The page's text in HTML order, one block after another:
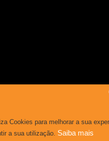
Cookies para melhorar a sua
a sua utilização. Saiba mais